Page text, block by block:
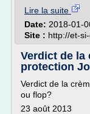
Lire la suite
Date: 2018-01-
Site : http://et-
Verdict de la
protection
Verdict de la
ou flop?
23 août 2013